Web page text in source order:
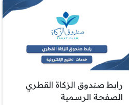
رابط صندوق الزكاة القطري
الصفحة الرسمية